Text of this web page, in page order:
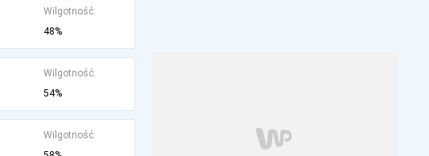
Wilgotność:
48%
Wilgotność:
54%
Wilgotność: